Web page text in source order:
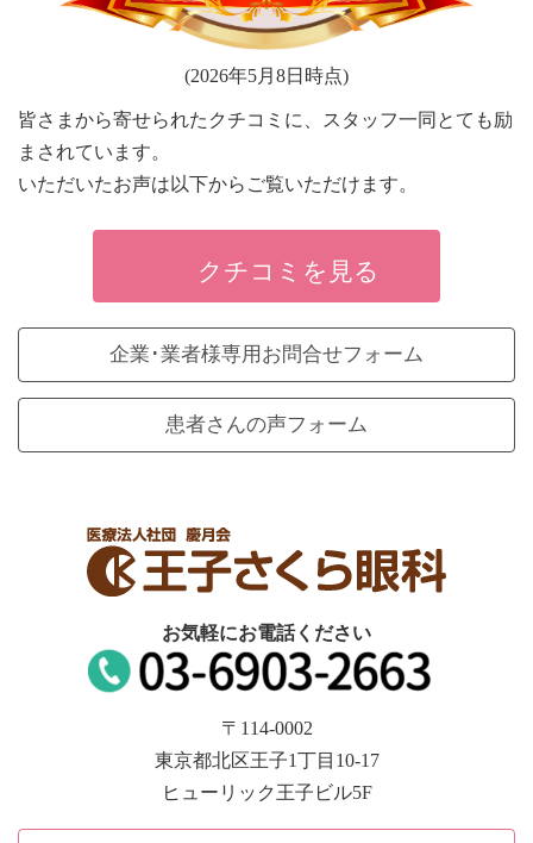
(2026年5月8日時点)
皆さまから寄せられたクチコミに、スタッフ一同とても励
まされています。
いただいたお声は以下からご覧いただけます。
クチコミを見る
企業･業者様専用お問合せフォーム
患者さんの声フォーム
お気軽にお電話ください
〒114-0002
東京都北区王子1丁目10-17
ヒューリック王子ビル5F